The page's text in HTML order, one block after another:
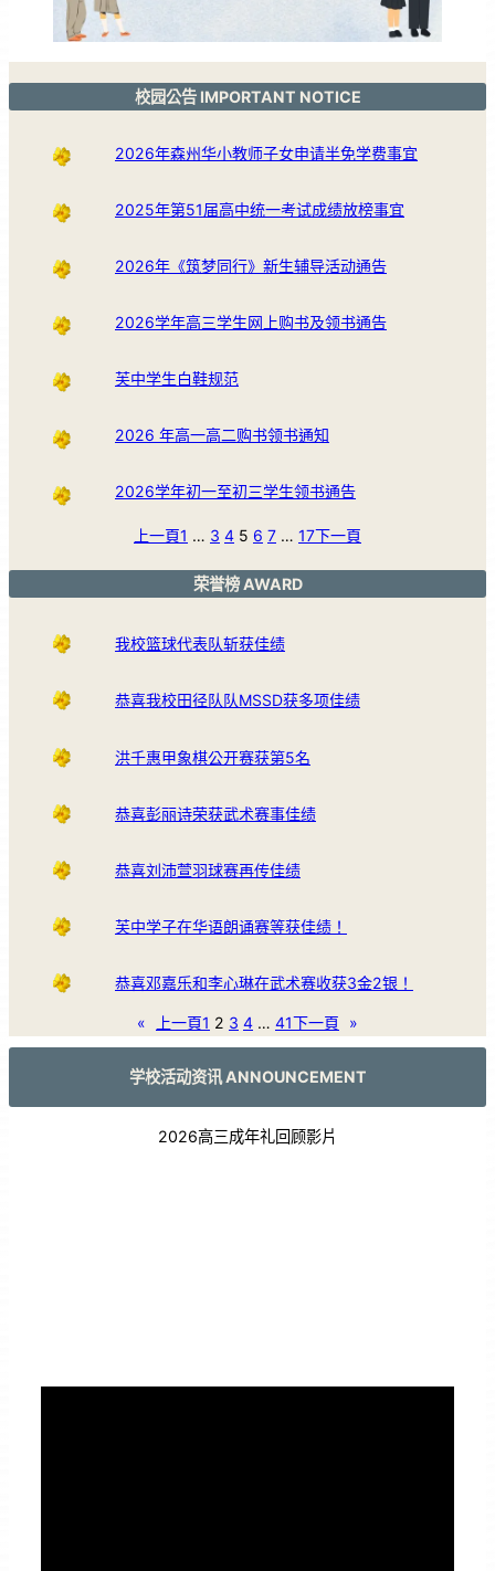
校园公告 IMPORTANT NOTICE
2026年森州华小教师子女申请半免学费事宜
2025年第51届高中统一考试成绩放榜事宜
2026年《筑梦同行》新生辅导活动通告
2026学年高三学生网上购书及领书通告
芙中学生白鞋规范
2026 年高一高二购书领书通知
2026学年初一至初三学生领书通告
上一頁1 … 3 4 5 6 7 … 17下一頁
荣誉榜 AWARD
我校篮球代表队斩获佳绩
恭喜我校田径队队MSSD获多项佳绩
洪千惠甲象棋公开赛获第5名
恭喜彭丽诗荣获武术赛事佳绩
恭喜刘沛萱羽球赛再传佳绩
芙中学子在华语朗诵赛等获佳绩！
恭喜邓嘉乐和李心琳在武术赛收获3金2银！
« 上一頁1 2 3 4 … 41下一頁 »
学校活动资讯 ANNOUNCEMENT
2026高三成年礼回顾影片